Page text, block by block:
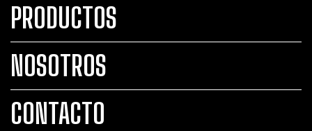
PRODUCTOS
NOSOTROS
CONTACTO